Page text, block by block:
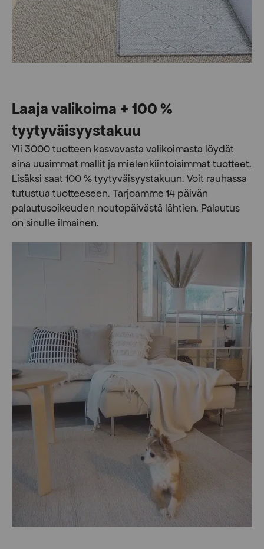
Laaja valikoima + 100 %
tyytyväisyystakuu
Yli 3000 tuotteen kasvavasta valikoimasta löydät
aina uusimmat mallit ja mielenkiintoisimmat tuotteet.
Lisäksi saat 100 % tyytyväisyystakuun. Voit rauhassa
tutustua tuotteeseen. Tarjoamme 14 päivän
palautusoikeuden noutopäivästä lähtien. Palautus
on sinulle ilmainen.